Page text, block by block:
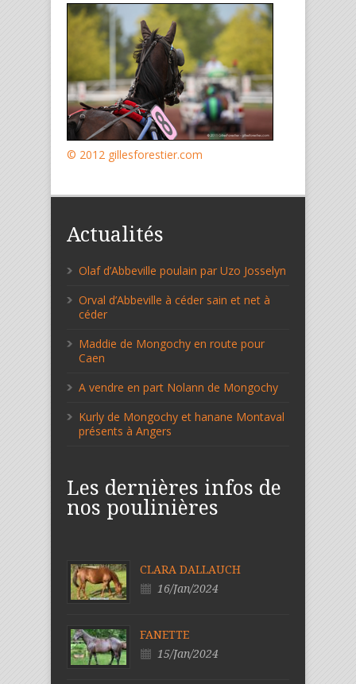
© 2012 gillesforestier.com
Actualités
Olaf d’Abbeville poulain par Uzo Josselyn
Orval d’Abbeville à céder sain et net à
céder
Maddie de Mongochy en route pour
Caen
A vendre en part Nolann de Mongochy
Kurly de Mongochy et hanane Montaval
présents à Angers
Les dernières infos de
nos poulinières
CLARA DALLAUCH
16/Jan/2024
FANETTE
15/Jan/2024